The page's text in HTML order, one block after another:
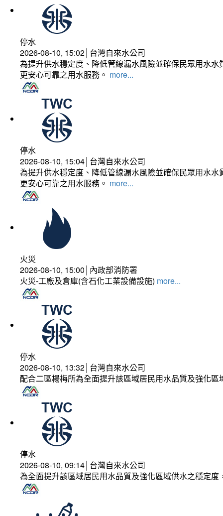
停水
2026-08-10, 15:02│台灣自來水公司
為提升供水穩定度、降低管線漏水風險並確保民眾用水
更安心可靠之用水服務。 more...
停水
2026-08-10, 15:04│台灣自來水公司
為提升供水穩定度、降低管線漏水風險並確保民眾用水
更安心可靠之用水服務。 more...
火災
2026-08-10, 15:00│內政部消防署
火災-工廠及倉庫(含石化工業設備設施) more...
停水
2026-08-10, 13:32│台灣自來水公司
配合二區楊梅所為全面提升該區域居民用水品質及強化
停水
2026-08-10, 09:14│台灣自來水公司
為全面提升該區域居民用水品質及強化區域供水之穩定